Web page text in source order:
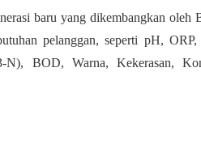
baru yang dikembangkan oleh
pelanggan, seperti pH,
BOD, Warna, Kekerasan,